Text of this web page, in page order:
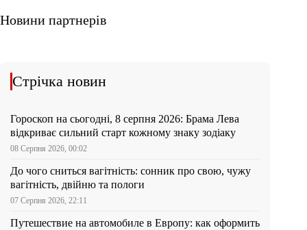
Новини партнерів
Стрічка новин
Гороскоп на сьогодні, 8 серпня 2026: Брама Лева
відкриває сильний старт кожному знаку зодіаку
08 Серпня 2026, 00:02
До чого сниться вагітність: сонник про свою, чужу
вагітність, двійню та пологи
07 Серпня 2026, 22:11
Путешествие на автомобиле в Европу: как оформить